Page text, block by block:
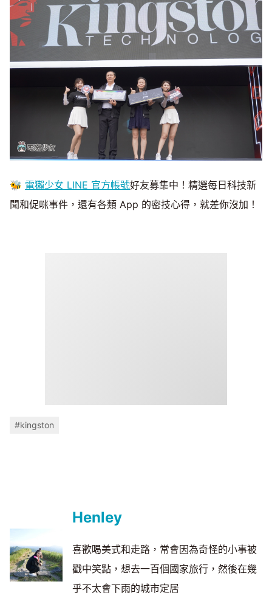
🐝 電獺少女 LINE 官方帳號好友募集中！精選每日科技新
聞和促咪事件，還有各類 App 的密技心得，就差你沒加！
#kingston
Henley
喜歡喝美式和走路，常會因為奇怪的小事被
戳中笑點，想去一百個國家旅行，然後在幾
乎不太會下雨的城市定居